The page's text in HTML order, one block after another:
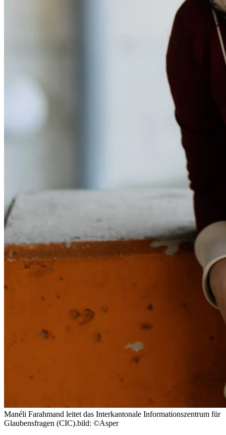
Manéli Farahmand leitet das Interkantonale Informationszentrum für
Glaubensfragen (CIC).bild: ©Asper